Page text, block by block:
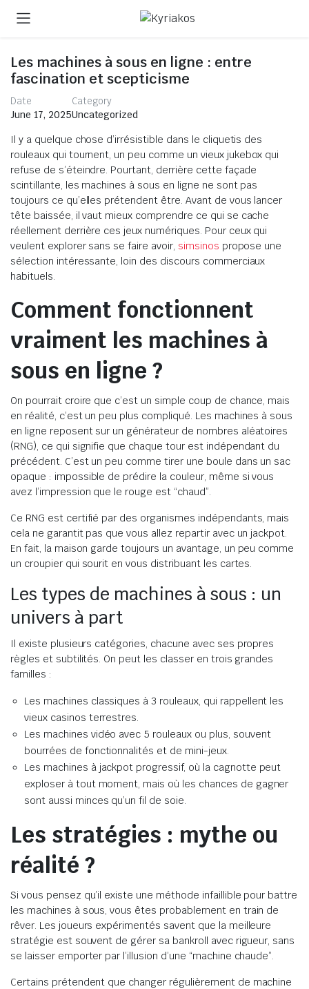
Les machines à sous en ligne : entre
fascination et scepticisme
Date
June 17, 2025
Category
Uncategorized
Il y a quelque chose d’irrésistible dans le cliquetis des
rouleaux qui tournent, un peu comme un vieux jukebox qui
refuse de s’éteindre. Pourtant, derrière cette façade
scintillante, les machines à sous en ligne ne sont pas
toujours ce qu’elles prétendent être. Avant de vous lancer
tête baissée, il vaut mieux comprendre ce qui se cache
réellement derrière ces jeux numériques. Pour ceux qui
veulent explorer sans se faire avoir, simsinos propose une
sélection intéressante, loin des discours commerciaux
habituels.
Comment fonctionnent
vraiment les machines à
sous en ligne ?
On pourrait croire que c’est un simple coup de chance, mais
en réalité, c’est un peu plus compliqué. Les machines à sous
en ligne reposent sur un générateur de nombres aléatoires
(RNG), ce qui signifie que chaque tour est indépendant du
précédent. C’est un peu comme tirer une boule dans un sac
opaque : impossible de prédire la couleur, même si vous
avez l’impression que le rouge est “chaud”.
Ce RNG est certifié par des organismes indépendants, mais
cela ne garantit pas que vous allez repartir avec un jackpot.
En fait, la maison garde toujours un avantage, un peu comme
un croupier qui sourit en vous distribuant les cartes.
Les types de machines à sous : un
univers à part
Il existe plusieurs catégories, chacune avec ses propres
règles et subtilités. On peut les classer en trois grandes
familles :
Les machines classiques à 3 rouleaux, qui rappellent les
vieux casinos terrestres.
Les machines vidéo avec 5 rouleaux ou plus, souvent
bourrées de fonctionnalités et de mini-jeux.
Les machines à jackpot progressif, où la cagnotte peut
exploser à tout moment, mais où les chances de gagner
sont aussi minces qu’un fil de soie.
Les stratégies : mythe ou
réalité ?
Si vous pensez qu’il existe une méthode infaillible pour battre
les machines à sous, vous êtes probablement en train de
rêver. Les joueurs expérimentés savent que la meilleure
stratégie est souvent de gérer sa bankroll avec rigueur, sans
se laisser emporter par l’illusion d’une “machine chaude”.
Certains prétendent que changer régulièrement de machine